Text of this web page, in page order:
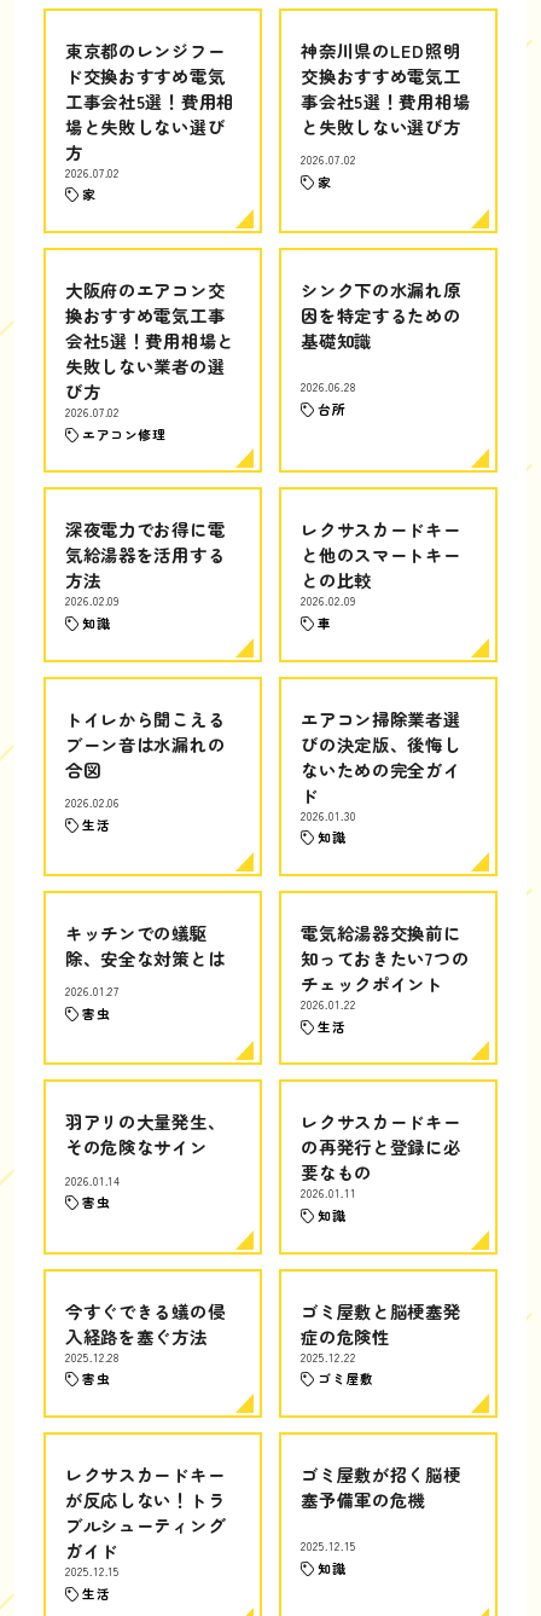
東京都のレンジフー
ド交換おすすめ電気
工事会社5選！費用相
場と失敗しない選び
方
2026.07.02
家
神奈川県のLED照明
交換おすすめ電気工
事会社5選！費用相場
と失敗しない選び方
2026.07.02
家
大阪府のエアコン交
換おすすめ電気工事
会社5選！費用相場と
失敗しない業者の選
び方
2026.07.02
エアコン修理
シンク下の水漏れ原
因を特定するための
基礎知識
2026.06.28
台所
深夜電力でお得に電
気給湯器を活用する
方法
2026.02.09
知識
レクサスカードキー
と他のスマートキー
との比較
2026.02.09
車
トイレから聞こえる
ブーン音は水漏れの
合図
2026.02.06
生活
エアコン掃除業者選
びの決定版、後悔し
ないための完全ガイ
ド
2026.01.30
知識
キッチンでの蟻駆
除、安全な対策とは
2026.01.27
害虫
電気給湯器交換前に
知っておきたい7つの
チェックポイント
2026.01.22
生活
羽アリの大量発生、
その危険なサイン
2026.01.14
害虫
レクサスカードキー
の再発行と登録に必
要なもの
2026.01.11
知識
今すぐできる蟻の侵
入経路を塞ぐ方法
2025.12.28
害虫
ゴミ屋敷と脳梗塞発
症の危険性
2025.12.22
ゴミ屋敷
レクサスカードキー
が反応しない！トラ
ブルシューティング
ガイド
2025.12.15
生活
ゴミ屋敷が招く脳梗
塞予備軍の危機
2025.12.15
知識